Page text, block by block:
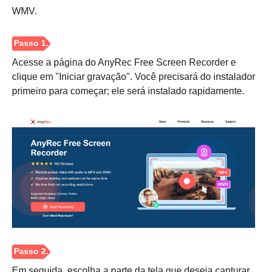
Passo 2.
Etapa 3.
WMV.
Acesse a página do AnyRec Free Screen Recorder e
clique em "Iniciar gravação". Você precisará do instalador
primeiro para começar; ele será instalado rapidamente.